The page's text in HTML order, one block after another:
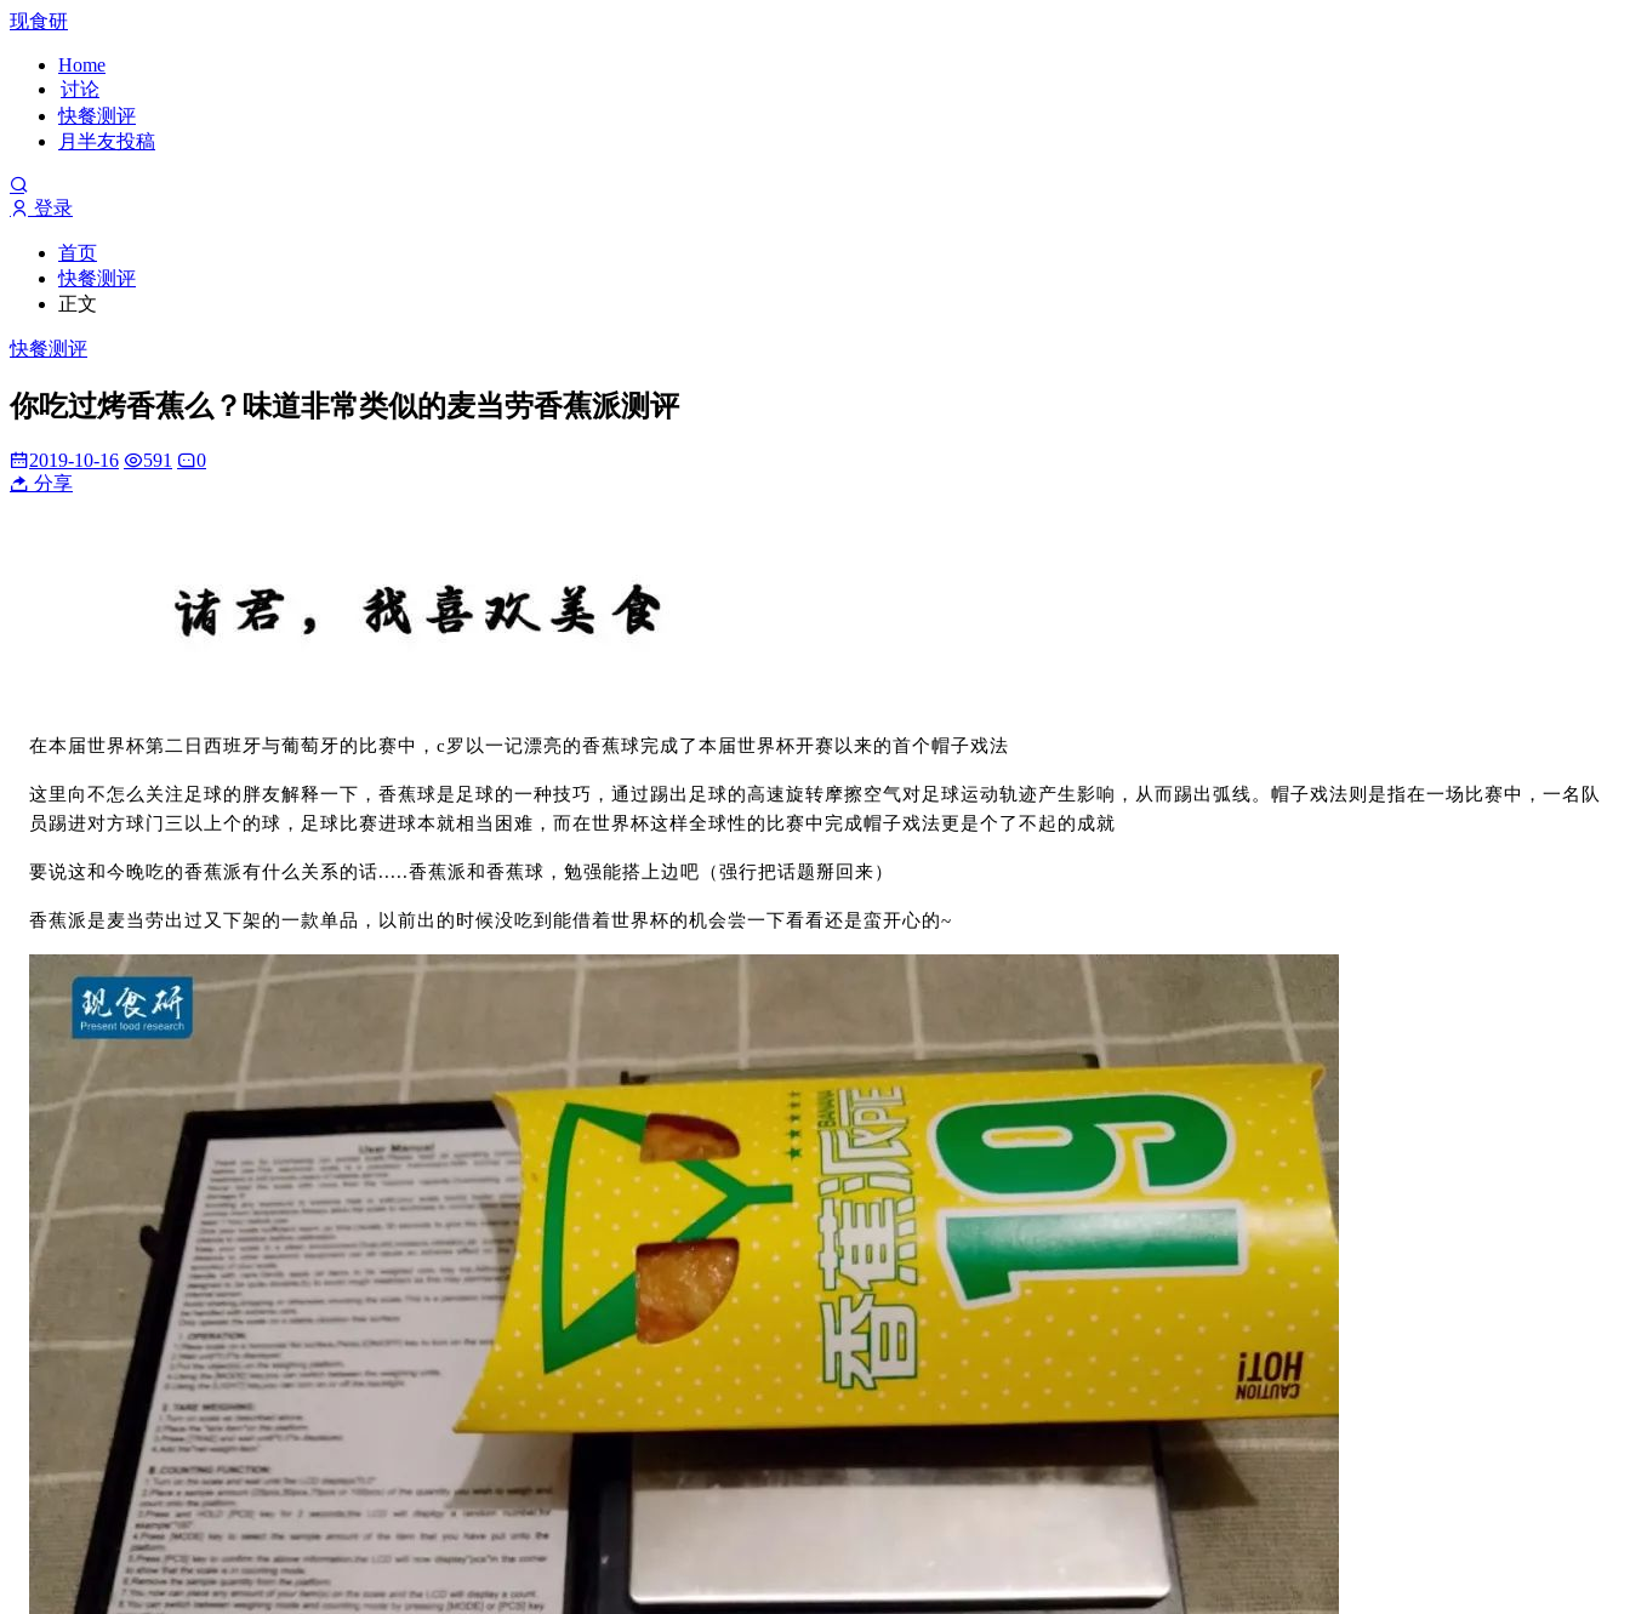
现食研
Home
讨论
快餐测评
月半友投稿
登录
首页
快餐测评
正文
快餐测评
你吃过烤香蕉么？味道非常类似的麦当劳香蕉派测评
2019-10-16 591
0
分享
在本届世界杯第二日西班牙与葡萄牙的比赛中，c罗以一记漂亮的香蕉球完成了本届世界杯开赛以来的首个帽子戏法
这里向不怎么关注足球的胖友解释一下，香蕉球是足球的一种技巧，通过踢出足球的高速旋转摩擦空气对足球运动轨迹产生影响，从而踢出弧线。帽子戏法则是指在一场比赛中，一名队
员踢进对方球门三以上个的球，足球比赛进球本就相当困难，而在世界杯这样全球性的比赛中完成帽子戏法更是个了不起的成就
要说这和今晚吃的香蕉派有什么关系的话.....香蕉派和香蕉球，勉强能搭上边吧（强行把话题掰回来）
香蕉派是麦当劳出过又下架的一款单品，以前出的时候没吃到能借着世界杯的机会尝一下看看还是蛮开心的~